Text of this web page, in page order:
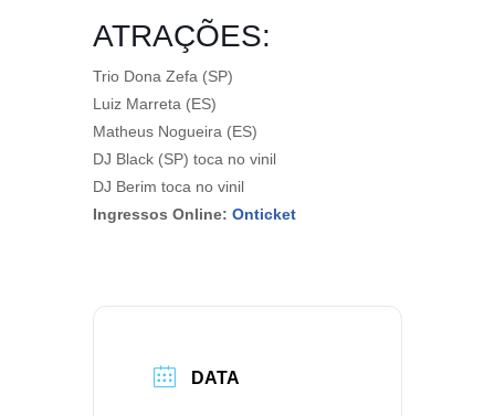
ATRAÇÕES:
Trio Dona Zefa (SP)
Luiz Marreta (ES)
Matheus Nogueira (ES)
DJ Black (SP) toca no vinil
DJ Berim toca no vinil
Ingressos Online: Onticket
DATA